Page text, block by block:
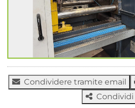
Condividere tramite email
Condividi